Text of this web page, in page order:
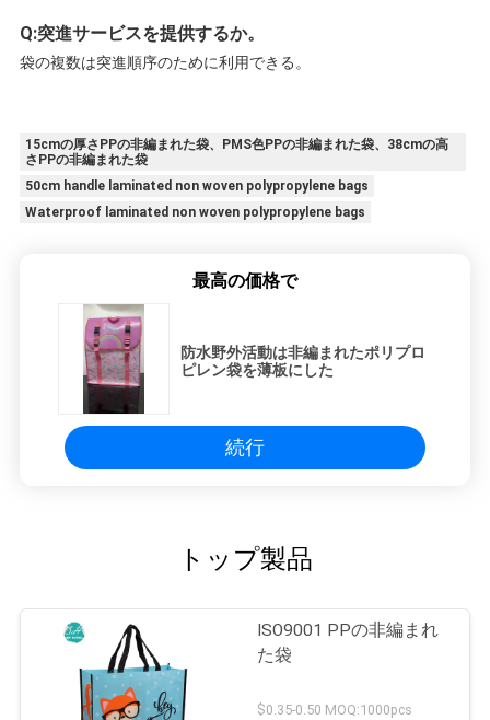
Q:突進サービスを提供するか。
袋の複数は突進順序のために利用できる。
15cmの厚さPPの非編まれた袋、PMS色PPの非編まれた袋、38cmの高
さPPの非編まれた袋
50cm handle laminated non woven polypropylene bags
Waterproof laminated non woven polypropylene bags
最高の価格で
防水野外活動は非編まれたポリプロ
ピレン袋を薄板にした
続行
トップ製品
ISO9001 PPの非編まれ
た袋
$0.35-0.50 MOQ:1000pcs